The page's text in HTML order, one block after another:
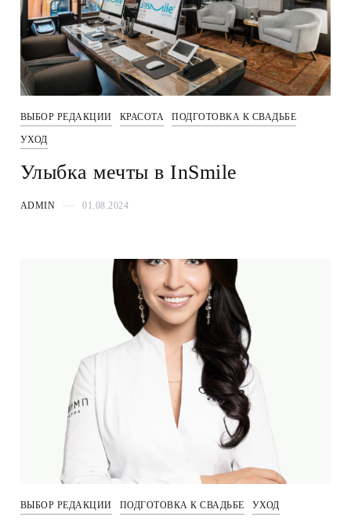
ВЫБОР РЕДАКЦИИ КРАСОТА ПОДГОТОВКА К СВАДЬБЕ
УХОД
Улыбка мечты в InSmile
ADMIN 01.08.2024
ВЫБОР РЕДАКЦИИ ПОДГОТОВКА К СВАДЬБЕ УХОД